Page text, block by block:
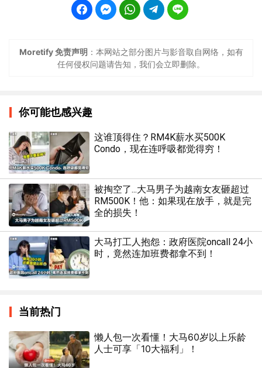
Moretify 免责声明 ：本网站之部分图片与影音取自网络，如有
任何侵权问题请告知，我们会立即删除。
你可能也感兴趣
这谁顶得住？RM4K薪水买500K
Condo，现在连呼吸都觉得穷！
被掏空了...大马男子为越南女友砸超过
RM500K！他：如果现在放手，就是完
全的损失！
大马打工人抱怨：政府医院oncall 24小
时，竟然连加班费都拿不到！
当前热门
懒人包一次看懂！大马60岁以上乐龄
人士可享「10大福利」！